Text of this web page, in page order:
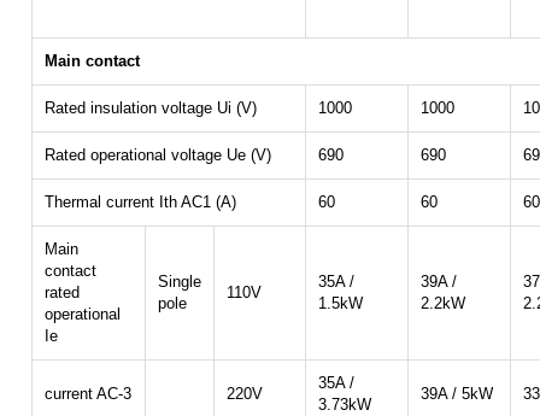
Main contact
Rated insulation voltage Ui (V) 1000 1000
Rated operational voltage Ue (V) 690 690
Thermal current Ith AC1 (A) 60 60 60
Main
contact
rated
operational
Ie
Single
pole
110V
35A /
1.5kW
39A /
2.2kW
current AC-3 220V
35A /
3.73kW
39A / 5kW